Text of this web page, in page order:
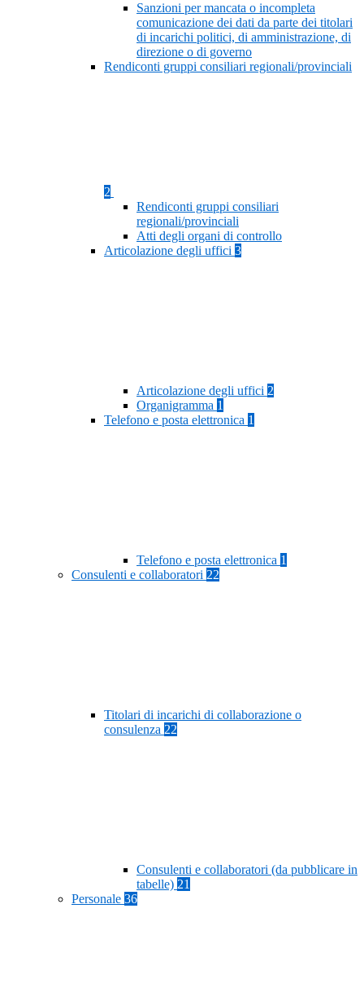
Sanzioni per mancata o incompleta
comunicazione dei dati da parte dei titolari
di incarichi politici, di amministrazione, di
direzione o di governo
Rendiconti gruppi consiliari regionali/provinciali
2
Rendiconti gruppi consiliari
regionali/provinciali
Atti degli organi di controllo
Articolazione degli uffici 3
Articolazione degli uffici 2
Organigramma 1
Telefono e posta elettronica 1
Telefono e posta elettronica 1
Consulenti e collaboratori 22
Titolari di incarichi di collaborazione o
consulenza 22
Consulenti e collaboratori (da pubblicare in
tabelle) 21
Personale 36